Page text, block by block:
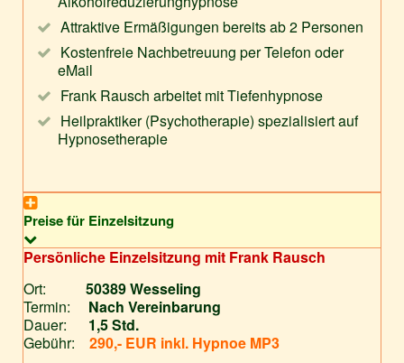
Attraktive Ermäßigungen bereits ab 2 Personen
Kostenfreie Nachbetreuung per Telefon oder
eMail
Frank Rausch arbeitet mit Tiefenhypnose
Heilpraktiker (Psychotherapie) spezialisiert auf
Hypnosetherapie
Preise für Einzelsitzung
Persönliche Einzelsitzung mit Frank Rausch
Ort:50389 Wesseling
Termin: Nach Vereinbarung
Dauer: 1,5 Std.
Gebühr:290,- EUR inkl. Hypnoe MP3